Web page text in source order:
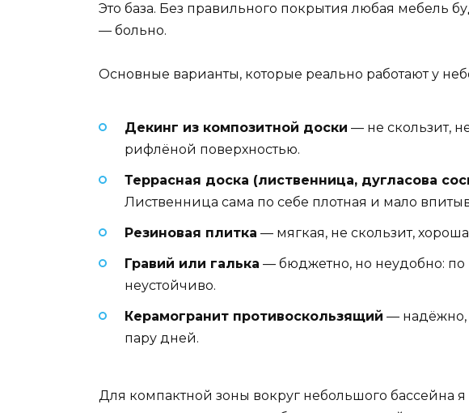
Это база. Без правильного покрытия любая мебель
— больно.
Основные варианты, которые реально работают у
Декинг из композитной доски — не скользит,
рифлёной поверхностью.
Террасная доска (лиственница, дугласова
Лиственница сама по себе плотная и мало
Резиновая плитка — мягкая, не скользит,
Гравий или галька — бюджетно, но неудобно: по
неустойчиво.
Керамогранит противоскользящий — надёжно,
пару дней.
Для компактной зоны вокруг небольшого